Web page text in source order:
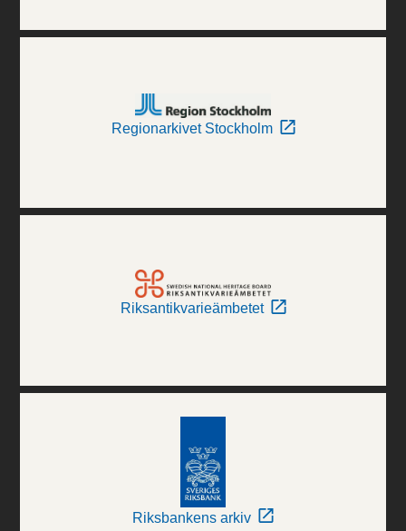
Regionarkivet Stockholm
Riksantikvarieämbetet
Riksbankens arkiv